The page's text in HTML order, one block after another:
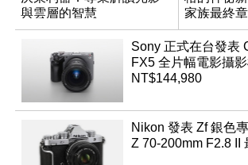
與雲層的智慧
App「Atmos」登場
家族最終
Sony 正式在台發表
FX5 全片幅電影攝
NT$144,980
Nikon 發表 Zf 銀色
Z 70-200mm F2.8 II